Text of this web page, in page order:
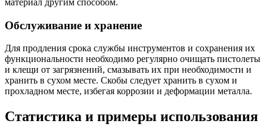
материал другим способом.
Обслуживание и хранение
Для продления срока службы инструментов и сохранения их
функциональности необходимо регулярно очищать пистолеты
и клещи от загрязнений, смазывать их при необходимости и
хранить в сухом месте. Скобы следует хранить в сухом и
прохладном месте, избегая коррозии и деформации металла.
Статистика и примеры использования